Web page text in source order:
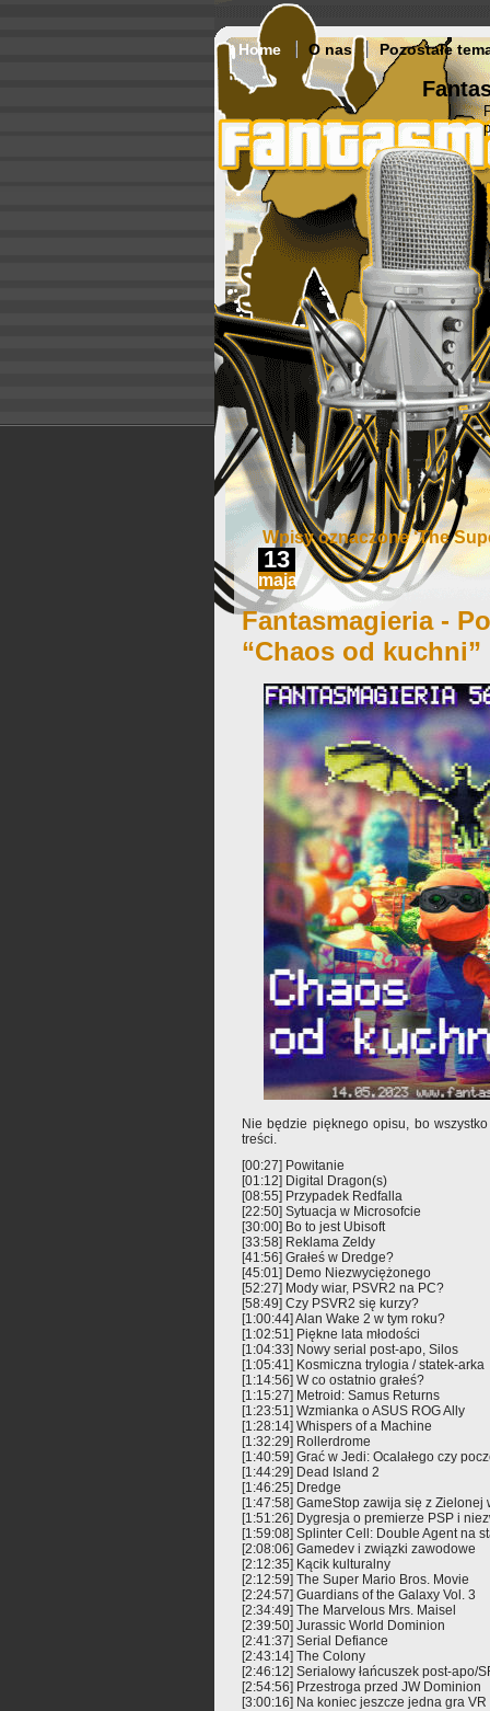
Home O nas Pozostałe
Wpisy oznaczone ‘The
13
maja
Fantasmagieria -
“Chaos od kuchni”
Nie będzie pięknego opisu, bo
treści.
[00:27] Powitanie
[01:12] Digital Dragon(s)
[08:55] Przypadek Redfalla
[22:50] Sytuacja w Microsofcie
[30:00] Bo to jest Ubisoft
[33:58] Reklama Zeldy
[41:56] Grałeś w Dredge?
[45:01] Demo Niezwyciężonego
[52:27] Mody wiar, PSVR2 na PC?
[58:49] Czy PSVR2 się kurzy?
[1:00:44] Alan Wake 2 w tym roku?
[1:02:51] Piękne lata młodości
[1:04:33] Nowy serial post-apo, Silos
[1:05:41] Kosmiczna trylogia / statek-arka
[1:14:56] W co ostatnio grałeś?
[1:15:27] Metroid: Samus Returns
[1:23:51] Wzmianka o ASUS ROG Ally
[1:28:14] Whispers of a Machine
[1:32:29] Rollerdrome
[1:40:59] Grać w Jedi: Ocalałego czy
[1:44:29] Dead Island 2
[1:46:25] Dredge
[1:47:58] GameStop zawija się z Zielonej
[1:51:26] Dygresja o premierze PSP i
[1:59:08] Splinter Cell: Double Agent na
[2:08:06] Gamedev i związki zawodowe
[2:12:35] Kącik kulturalny
[2:12:59] The Super Mario Bros. Movie
[2:24:57] Guardians of the Galaxy Vol. 3
[2:34:49] The Marvelous Mrs. Maisel
[2:39:50] Jurassic World Dominion
[2:41:37] Serial Defiance
[2:43:14] The Colony
[2:46:12] Serialowy łańcuszek post-apo/
[2:54:56] Przestroga przed JW Dominion
[3:00:16] Na koniec jeszcze jedna gra